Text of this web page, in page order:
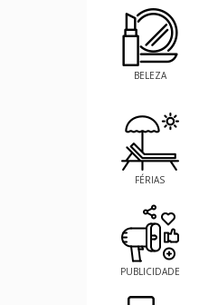
BELEZA
FÉRIAS
PUBLICIDADE